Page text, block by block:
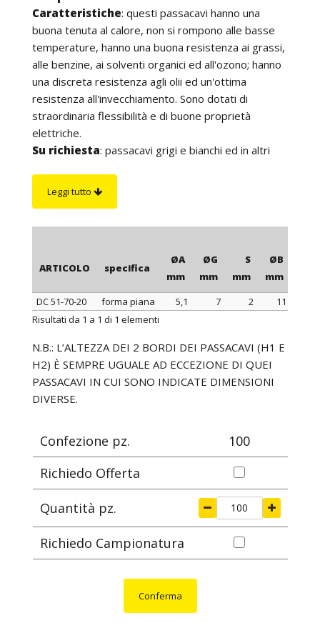
Caratteristiche: questi passacavi hanno una
buona tenuta al calore, non si rompono alle basse
temperature, hanno una buona resistenza ai grassi,
alle benzine, ai solventi organici ed all'ozono; hanno
una discreta resistenza agli olii ed un'ottima
resistenza all'invecchiamento. Sono dotati di
straordinaria flessibilità e di buone proprietà
elettriche.
Su richiesta: passacavi grigi e bianchi ed in altri
Leggi tutto
ARTICOLO specifica
ØA
mm
ØG
mm
S
mm
ØB
mm
ARTICOLO specifica
DC 51-70-20 forma piana 5,1 7 2 11
Risultati da 1 a 1 di 1 elementi
N.B.: L’ALTEZZA DEI 2 BORDI DEI PASSACAVI (H1 E
H2) È SEMPRE UGUALE AD ECCEZIONE DI QUEI
PASSACAVI IN CUI SONO INDICATE DIMENSIONI
DIVERSE.
Confezione pz.
100
Richiedo Offerta
Quantità pz.
Richiedo Campionatura
Conferma